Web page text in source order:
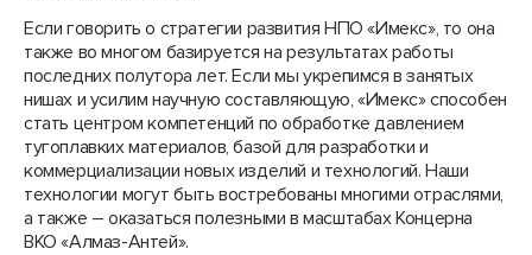
Если говорить о стратегии развития НПО «Имекс», то она
также во многом базируется на результатах работы
последних полутора лет. Если мы укрепимся в занятых
нишах и усилим научную составляющую, «Имекс» способен
стать центром компетенций по обработке давлением
тугоплавких материалов, базой для разработки и
коммерциализации новых изделий и технологий. Наши
технологии могут быть востребованы многими отраслями,
а также – оказаться полезными в масштабах Концерна
ВКО «Алмаз-Антей».